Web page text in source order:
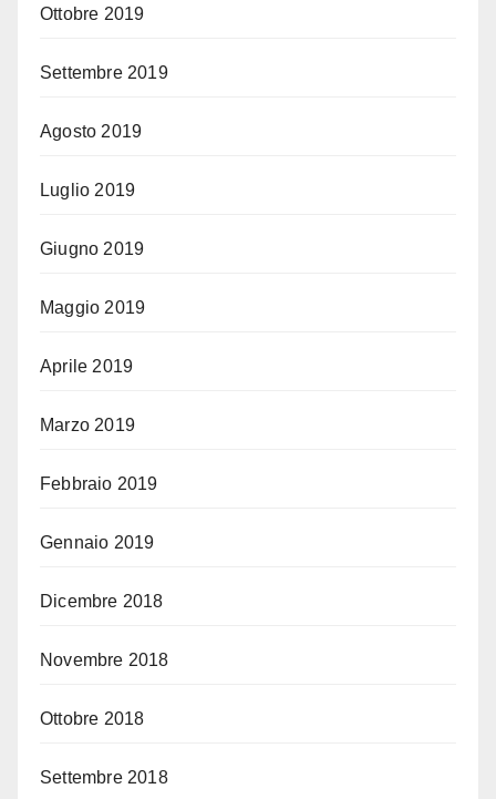
Ottobre 2019
Settembre 2019
Agosto 2019
Luglio 2019
Giugno 2019
Maggio 2019
Aprile 2019
Marzo 2019
Febbraio 2019
Gennaio 2019
Dicembre 2018
Novembre 2018
Ottobre 2018
Settembre 2018